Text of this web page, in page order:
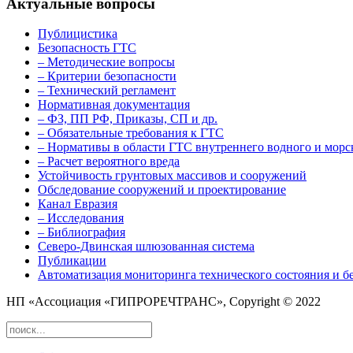
Публицистика
Безопасность ГТС
– Методические вопросы
– Критерии безопасности
– Технический регламент
Нормативная документация
– ФЗ, ПП РФ, Приказы, СП и др.
– Обязательные требования к ГТС
– Нормативы в области ГТС внутреннего водного и
– Расчет вероятного вреда
Устойчивость грунтовых массивов и сооружений
Обследование сооружений и проектирование
Канал Евразия
– Исследования
– Библиография
Северо-Двинская шлюзованная система
Публикации
Автоматизация мониторинга технического состояния и
НП «Ассоциация «ГИПРОРЕЧТРАНС», Copyright © 2022